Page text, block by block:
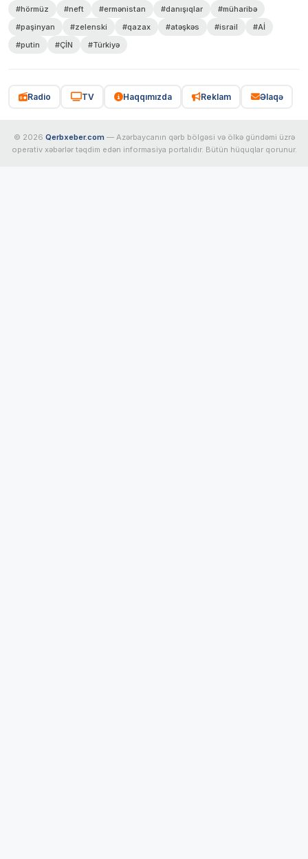
#hörmüz #neft #ermənistan #danışıqlar
#müharibə
#paşinyan
#zelenski #qazax #atəşkəs #israil
#Aİ
#putin
#ÇİN #Türkiyə
Radio TV Haqqımızda Reklam Əlaqə
© 2026 Qerbxeber.com — Azərbaycanın qərb bölgəsi və ölkə gündəmi üzrə
operativ xəbərlər təqdim edən informasiya portalıdır. Bütün hüquqlar qorunur.